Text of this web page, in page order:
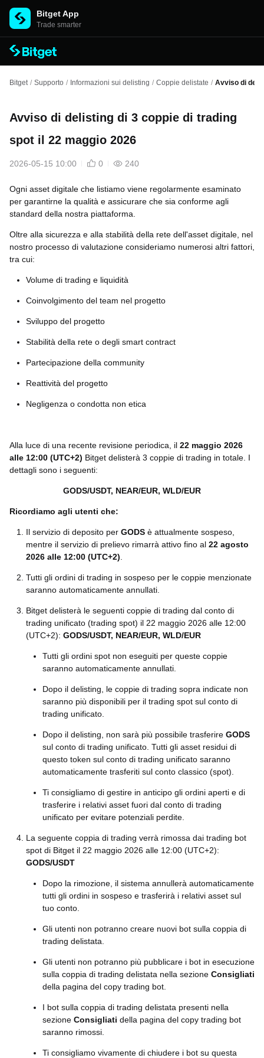
Bitget App
Trade smarter
Bitget / Supporto / Informazioni sui delisting / Coppie delistate / Avviso di
Avviso di delisting di 3 coppie di trading
spot il 22 maggio 2026
2026-05-15 10:00 0 240
Ogni asset digitale che listiamo viene regolarmente esaminato
per garantirne la qualità e assicurare che sia conforme agli
standard della nostra piattaforma.
Oltre alla sicurezza e alla stabilità della rete dell'asset digitale, nel
nostro processo di valutazione consideriamo numerosi altri fattori,
tra cui:
Volume di trading e liquidità
Coinvolgimento del team nel progetto
Sviluppo del progetto
Stabilità della rete o degli smart contract
Partecipazione della community
Reattività del progetto
Negligenza o condotta non etica
Alla luce di una recente revisione periodica, il 22 maggio 2026
alle 12:00 (UTC+2) Bitget delisterà 3 coppie di trading in totale. I
dettagli sono i seguenti:
GODS/USDT, NEAR/EUR, WLD/EUR
Ricordiamo agli utenti che:
Il servizio di deposito per GODS è attualmente sospeso,
mentre il servizio di prelievo rimarrà attivo fino al 22 agosto
2026 alle 12:00 (UTC+2)
Tutti gli ordini di trading in sospeso per le coppie menzionate
saranno automaticamente annullati.
Bitget delisterà le seguenti coppie di trading dal conto di
trading unificato (trading spot) il 22 maggio 2026 alle 12:00
(UTC+2): GODS/USDT, NEAR/EUR, WLD/EUR
Tutti gli ordini spot non eseguiti per queste coppie
saranno automaticamente annullati.
Dopo il delisting, le coppie di trading sopra indicate non
saranno più disponibili per il trading spot sul conto di
trading unificato.
Dopo il delisting, non sarà più possibile trasferire GODS
sul conto di trading unificato. Tutti gli asset residui di
questo token sul conto di trading unificato saranno
automaticamente trasferiti sul conto classico (spot).
Ti consigliamo di gestire in anticipo gli ordini aperti e di
trasferire i relativi asset fuori dal conto di trading
unificato per evitare potenziali perdite.
La seguente coppia di trading verrà rimossa dai trading bot
spot di Bitget il 22 maggio 2026 alle 12:00 (UTC+2):
GODS/USDT
Dopo la rimozione, il sistema annullerà automaticamente
tutti gli ordini in sospeso e trasferirà i relativi asset sul
tuo conto.
Gli utenti non potranno creare nuovi bot sulla coppia di
trading delistata.
Gli utenti non potranno più pubblicare i bot in esecuzione
sulla coppia di trading delistata nella sezione Consigliati
della pagina del copy trading bot.
I bot sulla coppia di trading delistata presenti nella
sezione Consigliati della pagina del copy trading bot
saranno rimossi.
Ti consigliamo vivamente di chiudere i bot su questa